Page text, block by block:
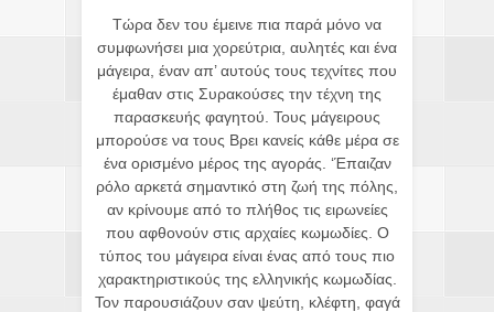
Τώρα δεν του έμεινε πια παρά μόνο να
συμφωνήσει μια χορεύτρια, αυλητές και ένα
μάγειρα, έναν απ’ αυτούς τους τεχνίτες που
έμαθαν στις Συρακούσες την τέχνη της
παρασκευής φαγητού. Τους μάγειρους
μπορούσε να τους Βρει κανείς κάθε μέρα σε
ένα ορισμένο μέρος της αγοράς. ‘Έπαιζαν
ρόλο αρκετά σημαντικό στη ζωή της πόλης,
αν κρίνουμε από το πλήθος τις ειρωνείες
που αφθονούν στις αρχαίες κωμωδίες. Ο
τύπος του μάγειρα είναι ένας από τους πιο
χαρακτηριστικούς της ελληνικής κωμωδίας.
Τον παρουσιάζουν σαν ψεύτη, κλέφτη, φαγά